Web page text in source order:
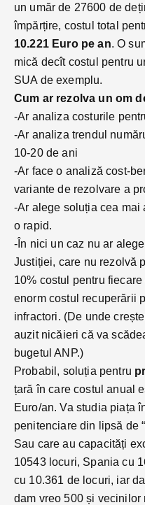
un umăr de 27600 de
împărțire, costul total
10.221 Euro pe an. O
mică decît costul pentru
SUA de exemplu.
Cum ar rezolva un om
-Ar analiza costurile
-Ar analiza trendul
10-20 de ani
-Ar face o analiză cost-
variante de rezolvare a
-Ar alege soluția cea mai
o rapid.
-În nici un caz nu ar
Justiției, care nu rezolvă
10% costul pentru
enorm costul recuperării
infractori. (De unde
auzit nicăieri că va
bugetul ANP.)
Probabil, soluția pentru
țară în care costul anual
Euro/an. Va studia piața
penitenciare din lipsă de
Sau care au capacități
10543 locuri, Spania cu
cu 10.361 de locuri, iar
dam vreo 500 și vecinilor